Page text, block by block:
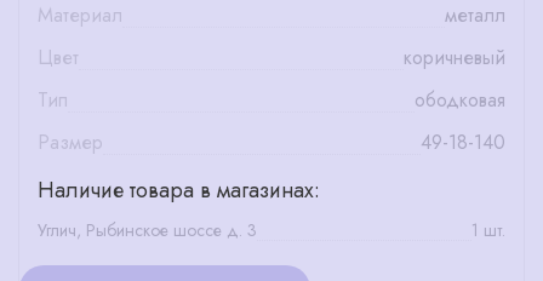
Материал
металл
Цвет
коричневый
Тип
ободковая
Размер
49-18-140
Наличие товара в магазинах:
Углич, Рыбинское шоссе д. 3 1 шт.